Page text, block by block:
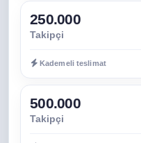
250.000
Takipçi
Kademeli teslimat
500.000
Takipçi